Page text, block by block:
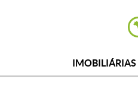
IMOBILIÁRIAS